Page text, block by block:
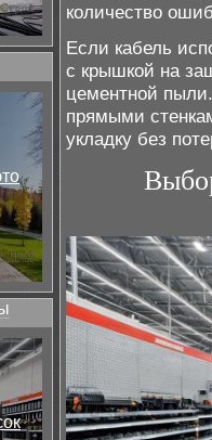
количество
Если кабель
с крышкой на
цементной
прямыми
укладку без